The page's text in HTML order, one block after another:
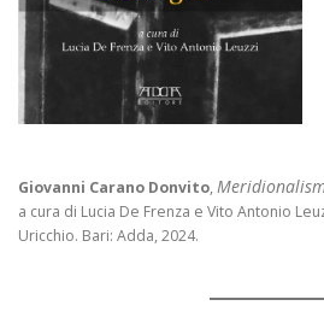
Giovanni Carano Donvito,
a cura di Lucia De Frenza e Vito Antonio
Uricchio. Bari: Adda, 2024.